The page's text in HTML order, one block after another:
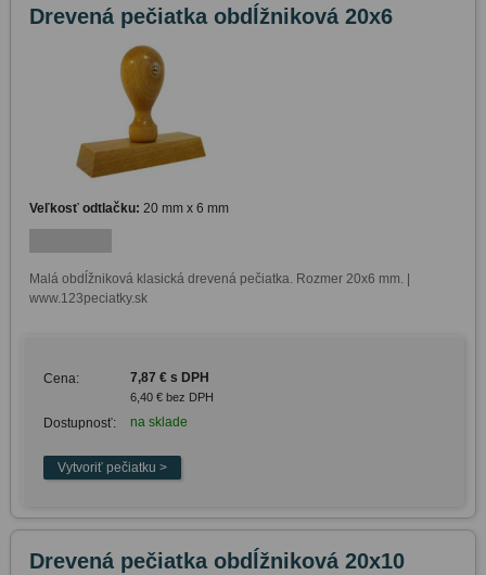
Drevená pečiatka obdĺžniková 20x6
Veľkosť odtlačku: 20 mm x 6 mm
Malá obdĺžniková klasická drevená pečiatka. Rozmer 20x6 mm. |
www.123peciatky.sk
Cena: 7,87 € s DPH
6,40 € bez DPH
Dostupnosť: na sklade
Drevená pečiatka obdĺžniková 20x10